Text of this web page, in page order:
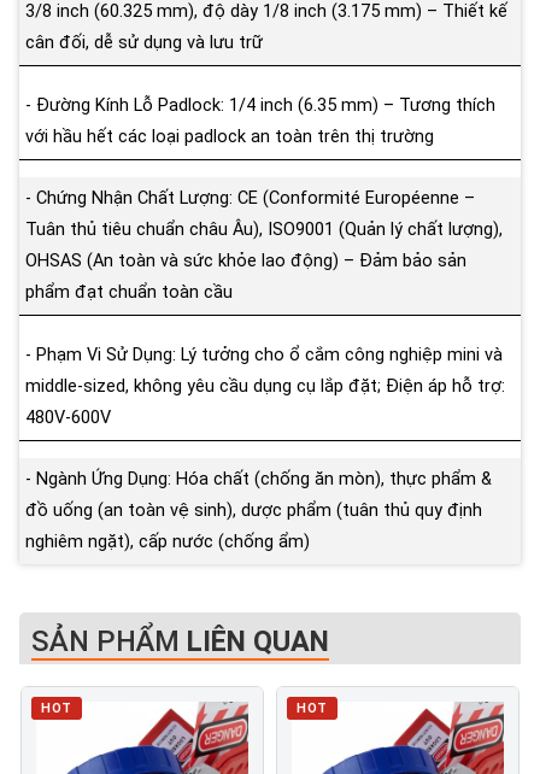
3/8 inch (60.325 mm), độ dày 1/8 inch (3.175 mm) – Thiết kế
cân đối, dễ sử dụng và lưu trữ
- Đường Kính Lỗ Padlock: 1/4 inch (6.35 mm) – Tương thích
với hầu hết các loại padlock an toàn trên thị trường
- Chứng Nhận Chất Lượng: CE (Conformité Européenne –
Tuân thủ tiêu chuẩn châu Âu), ISO9001 (Quản lý chất lượng),
OHSAS (An toàn và sức khỏe lao động) – Đảm bảo sản
phẩm đạt chuẩn toàn cầu
- Phạm Vi Sử Dụng: Lý tưởng cho ổ cắm công nghiệp mini và
middle-sized, không yêu cầu dụng cụ lắp đặt; Điện áp hỗ trợ:
480V-600V
- Ngành Ứng Dụng: Hóa chất (chống ăn mòn), thực phẩm &
đồ uống (an toàn vệ sinh), dược phẩm (tuân thủ quy định
nghiêm ngặt), cấp nước (chống ẩm)
SẢN PHẨM LIÊN QUAN
HOT HOT